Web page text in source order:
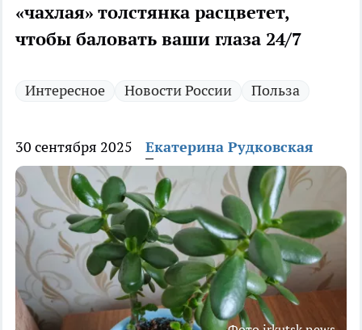
«чахлая» толстянка расцветет,
чтобы баловать ваши глаза 24/7
Интересное Новости России Польза
30 сентября 2025 Екатерина Рудковская